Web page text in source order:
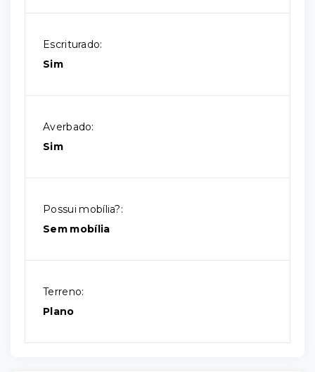
Escriturado:
Sim
Averbado:
Sim
Possui mobília?:
Sem mobília
Terreno:
Plano